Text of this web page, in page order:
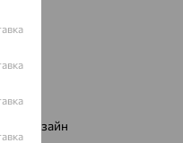
дизайн